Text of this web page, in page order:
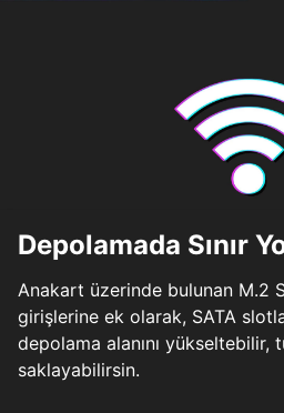
Depolamada Sınır
Anakart üzerinde bulunan M.2
girişlerine ek olarak, SATA
depolama alanını
saklayabilirsin.